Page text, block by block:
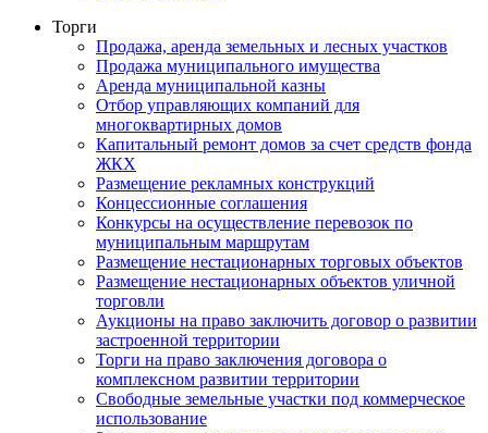
Торги
Продажа, аренда земельных и лесных участков
Продажа муниципального имущества
Аренда муниципальной казны
Отбор управляющих компаний для
многоквартирных домов
Капитальный ремонт домов за счет средств фонда
ЖКХ
Размещение рекламных конструкций
Концессионные соглашения
Конкурсы на осуществление перевозок по
муниципальным маршрутам
Размещение нестационарных торговых объектов
Размещение нестационарных объектов уличной
торговли
Аукционы на право заключить договор о развитии
застроенной территории
Торги на право заключения договора о
комплексном развитии территории
Свободные земельные участки под коммерческое
использование